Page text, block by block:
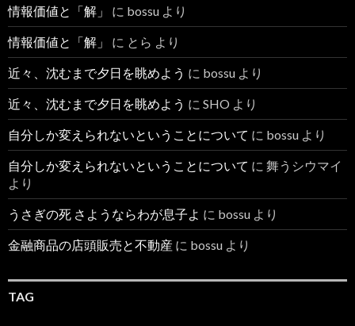
情報価値と「解」 に bossu より
情報価値と「解」 に とら より
近々、沈むまで夕日を眺めよう に bossu より
近々、沈むまで夕日を眺めよう に SHO より
自分しか変えられないということについて に bossu より
自分しか変えられないということについて に 舞うシウマイ
より
うさぎの死 さようならわが息子よ に bossu より
金融商品の店頭販売と不動産 に bossu より
TAG